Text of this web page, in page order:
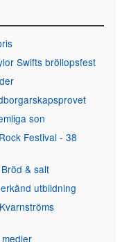
Swifts bröllopsfest
son
Festival - 38
& salt
utbildning